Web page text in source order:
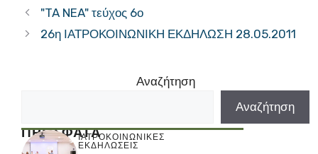
"TA NEA" τεύχος 6ο
26η ΙΑΤΡΟΚΟΙΝΩΝΙΚΗ ΕΚΔΗΛΩΣΗ 28.05.2011
Αναζήτηση
Αναζήτηση
ΠΡΟΣΦΑΤΑΙΑΤΡΟΚΟΙΝΩΝΙΚΕΣ
ΕΚΔΗΛΩΣΕΙΣ